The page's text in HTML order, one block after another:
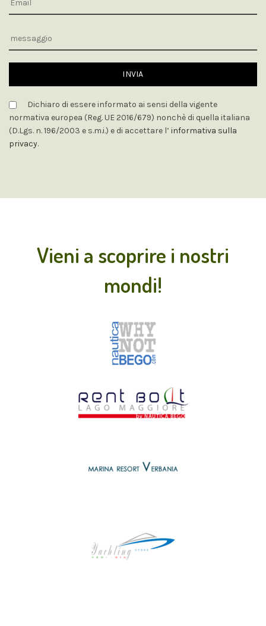
Dichiaro di essere informato ai sensi della vigente
normativa europea (Reg. UE 2016/679) nonchè di quella italiana
(D.Lgs. n. 196/2003 e s.m.i.) e di accettare l’ informativa sulla
privacy.
Vieni a scoprire i nostri
mondi!